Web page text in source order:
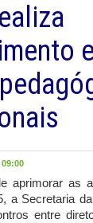
09:00
aprimorar as
a Secretaria
entre